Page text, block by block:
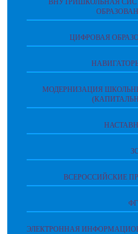
ВНУТРИШКОЛЬНАЯ
ЦИФРОВАЯ
МОДЕРНИЗАЦИЯ
ВСЕРОССИЙСКИЕ
ЭЛЕКТРОННАЯ